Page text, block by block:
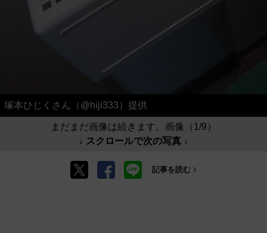
塚本ひじくさん（@hiji333）提供
まだまだ画像は続きます。画像（1/9）
↓ スクロールで次の写真 ↓
記事を読む